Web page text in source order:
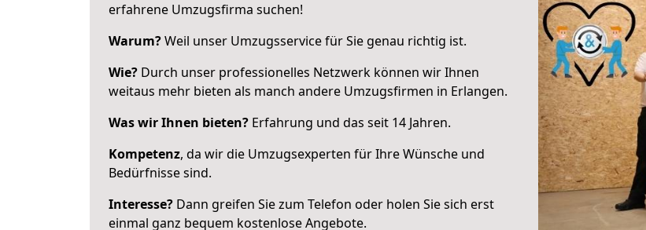
erfahrene Umzugsfirma suchen!
Warum?Weil unser Umzugsservice für Sie genau richtig ist.
Wie? Durch unser professionelles Netzwerk können wir Ihnen
weitaus mehr bieten als manch andere Umzugsfirmen in Erlangen.
Was wir Ihnen bieten? Erfahrung und das seit 14 Jahren.
Kompetenz, da wir die Umzugsexperten für Ihre Wünsche und
Bedürfnisse sind.
Interesse? Dann greifen Sie zum Telefon oder holen Sie sich erst
einmal ganz bequem kostenlose Angebote.